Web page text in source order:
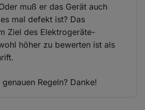
muß er das Gerät auch
mal defekt ist? Das
Ziel des Elektrogeräte-
höher zu bewerten ist als
Regeln? Danke!